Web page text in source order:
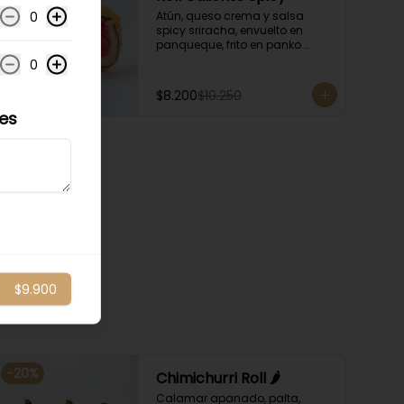
Atún, queso crema y salsa
spicy sriracha, envuelto en
panqueque, frito en panko
salsa de soya y unagi.
$8.200$10.250
-20% Chimichurri Roll 🌶️
Calamar apanado, palta,
0
0
$9.900